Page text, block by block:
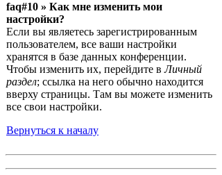
faq#10 » Как мне изменить мои
настройки?
Если вы являетесь зарегистрированным
пользователем, все ваши настройки
хранятся в базе данных конференции.
Чтобы изменить их, перейдите вЛичный
раздел; ссылка на него обычно находится
вверху страницы. Там вы можете изменить
все свои настройки.
Вернуться к началу